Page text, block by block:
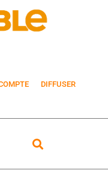
DIFFUSER